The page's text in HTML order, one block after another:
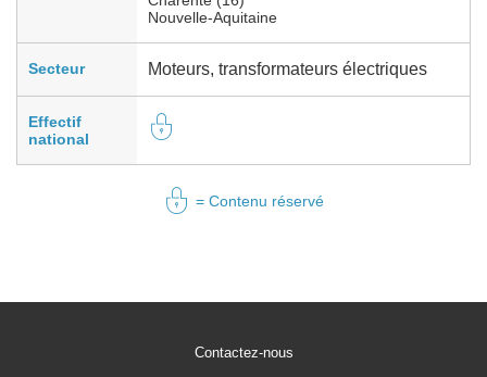
Nouvelle-Aquitaine
Secteur Moteurs, transformateurs électriques
Effectif
national
= Contenu réservé
Contactez-nous